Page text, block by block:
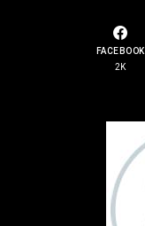
FACEBOOK
2K